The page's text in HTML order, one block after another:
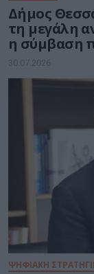
Δήμος
τη μεγάλη
η σύμβαση
30.07.2026
ΨΗΦΙΑΚΗ